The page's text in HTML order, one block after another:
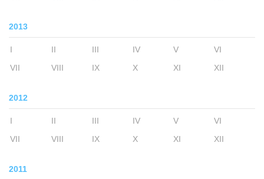
2013
I II III IV V
VI
VII
VIII IX X XI XII
2012
I II III IV V
VI
VII
VIII IX X XI XII
2011